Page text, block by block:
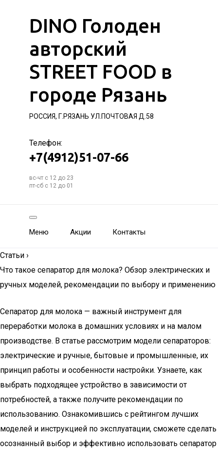
DINO Голоден
авторский
STREET FOOD в
городе Рязань
РОССИЯ, Г.РЯЗАНЬ УЛ.ПОЧТОВАЯ Д.58
Телефон:
+7(4912)51-07-66
вс-чт с 12 до 23
пт-сб с 12 до 01
Меню Акции Контакты
Статьи ›
Что такое сепаратор для молока? Обзор электрических и
ручных моделей, рекомендации по выбору и применению
Сепаратор для молока — важный инструмент для
переработки молока в домашних условиях и на малом
производстве. В статье рассмотрим модели сепараторов:
электрические и ручные, бытовые и промышленные, их
принцип работы и особенности настройки. Узнаете, как
выбрать подходящее устройство в зависимости от
потребностей, а также получите рекомендации по
использованию. Ознакомившись с рейтингом лучших
моделей и инструкцией по эксплуатации, сможете сделать
осознанный выбор и эффективно использовать сепаратор